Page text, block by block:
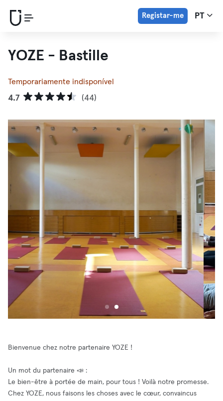
Registar-me PT
YOZE - Bastille
Temporariamente indisponível
4.7 (44)
Bienvenue chez notre partenaire YOZE !
Un mot du partenaire 📣 :
Le bien-être à portée de main, pour tous ! Voilà notre promesse.
Chez YOZE, nous faisons les choses avec le cœur, convaincus